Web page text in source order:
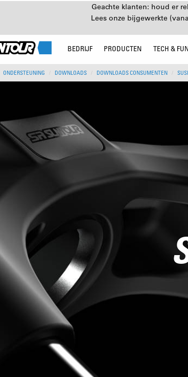
Geachte klanten: houd er
Lees onze bijgewerkte
BEDRIJF PRODUCTEN TECH &
ONDERSTEUNING DOWNLOADS DOWNLOADS CONSUMENTEN